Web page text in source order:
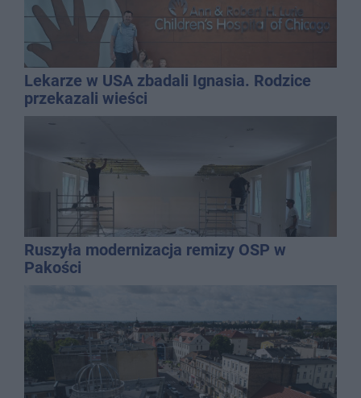
Lekarze w USA zbadali Ignasia. Rodzice
przekazali wieści
Ruszyła modernizacja remizy OSP w
Pakości